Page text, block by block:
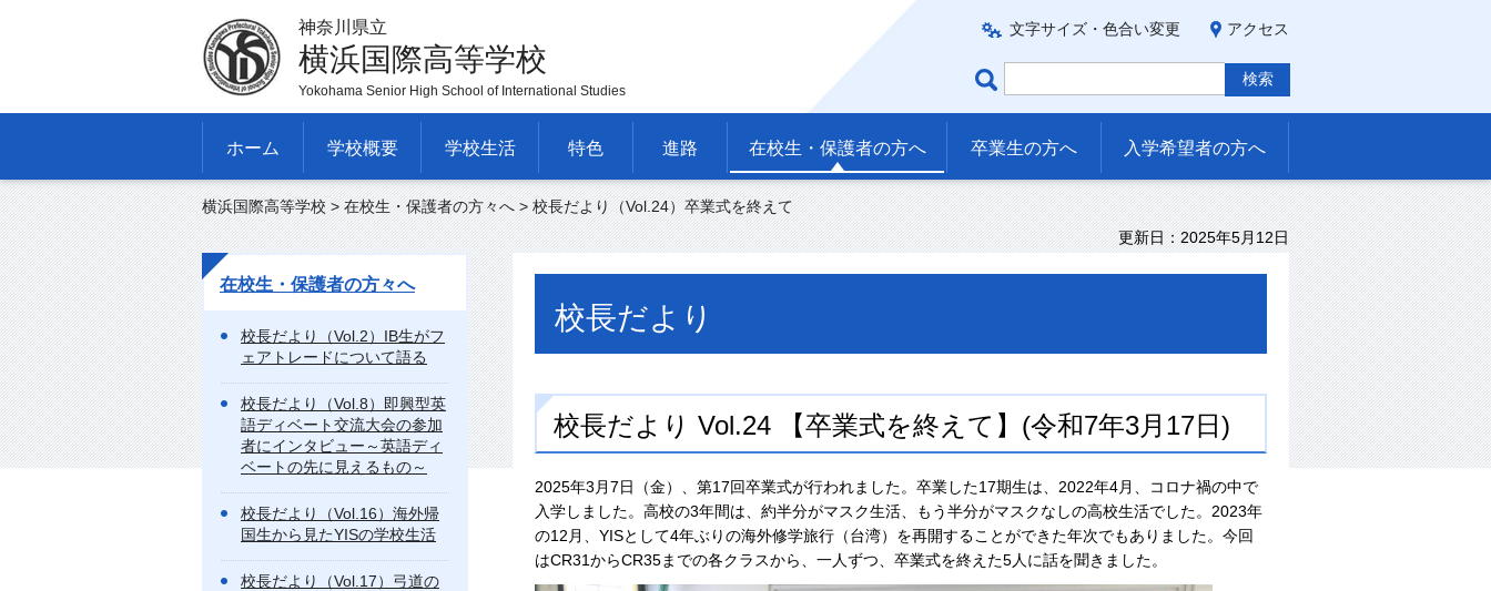
神奈川県立
横浜国際高等学校
Yokohama Senior High School of International Studies
文字サイズ・色合い変更 アクセス
ホーム 学校概要 学校生活 特色 進路 在校生・保護者の方へ 卒業生の方へ 入学希望者の方へ
横浜国際高等学校>在校生・保護者の方々へ> 校長だより（Vol.24）卒業式を終えて
更新日：2025年5月12日
在校生・保護者の方々へ
校長だより（Vol.2）IB生がフ
ェアトレードについて語る
校長だより（Vol.8）即興型英
語ディベート交流大会の参加
者にインタビュー～英語ディ
ベートの先に見えるもの～
校長だより（Vol.16）海外帰
国生から見たYISの学校生活
校長だより（Vol.17）弓道の
校長だより
校長だより Vol.24 【卒業式を終えて】(令和7年3月17日)
2025年3月7日（金）、第17回卒業式が行われました。卒業した17期生は、2022年4月、コロナ禍の中で
入学しました。高校の3年間は、約半分がマスク生活、もう半分がマスクなしの高校生活でした。2023年
の12月、YISとして4年ぶりの海外修学旅行（台湾）を再開することができた年次でもありました。今回
はCR31からCR35までの各クラスから、一人ずつ、卒業式を終えた5人に話を聞きました。